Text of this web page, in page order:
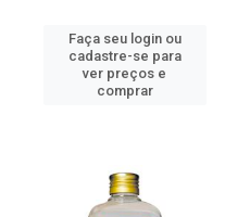
Faça seu login ou
cadastre-se para
ver preços e
comprar